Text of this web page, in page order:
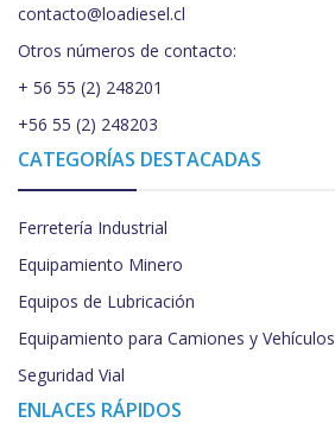
contacto@loadiesel.cl
Otros números de contacto:
+ 56 55 (2) 248201
+56 55 (2) 248203
CATEGORÍAS DESTACADAS
Ferretería Industrial
Equipamiento Minero
Equipos de Lubricación
Equipamiento para Camiones y Vehículos
Seguridad Vial
ENLACES RÁPIDOS